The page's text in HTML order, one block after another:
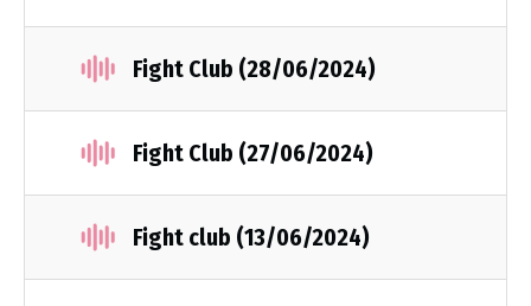
Fight Club (28/06/2024)
Fight Club (27/06/2024)
Fight club (13/06/2024)